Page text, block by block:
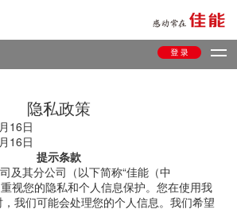
隐私政策
16日
16日
提示条款
及其分公司（以下简称“佳能（中
重视您的隐私和个人信息保护。您在使用我
我们可能会处理您的个人信息。我们希望